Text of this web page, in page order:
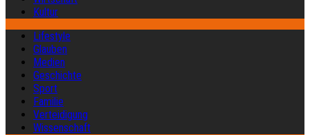
Kultur
Lifestyle
Glauben
Medien
Geschichte
Sport
Familie
Verteidigung
Wissenschaft